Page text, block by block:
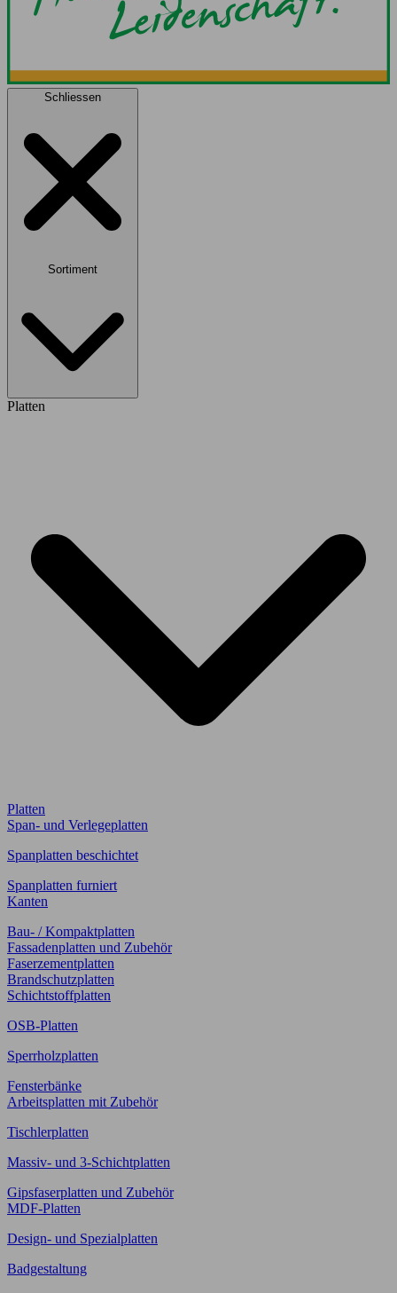
Schliessen
Sortiment
Platten
Platten
Span- und Verlegeplatten
Spanplatten beschichtet
Spanplatten furniert
Kanten
Bau- / Kompaktplatten
Fassadenplatten und Zubehör
Faserzementplatten
Brandschutzplatten
Schichtstoffplatten
OSB-Platten
Sperrholzplatten
Fensterbänke
Arbeitsplatten mit Zubehör
Tischlerplatten
Massiv- und 3-Schichtplatten
Gipsfaserplatten und Zubehör
MDF-Platten
Design- und Spezialplatten
Badgestaltung